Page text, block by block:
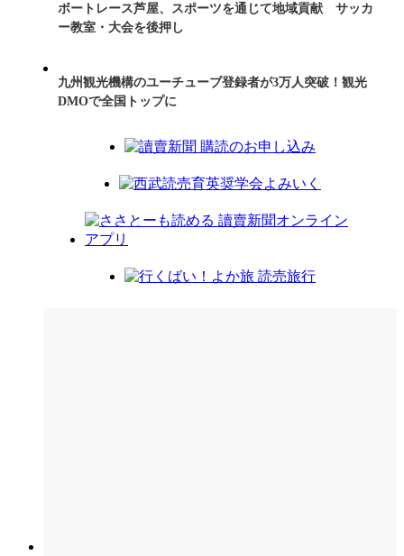
ボートレース芦屋、スポーツを通じて地域貢献 サッカ
ー教室・大会を後押し
九州観光機構のユーチューブ登録者が3万人突破！観光
DMOで全国トップに